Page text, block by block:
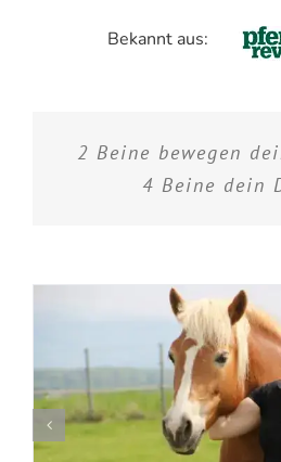
Bekannt aus:
2 Beine bewegen
4 Beine dein